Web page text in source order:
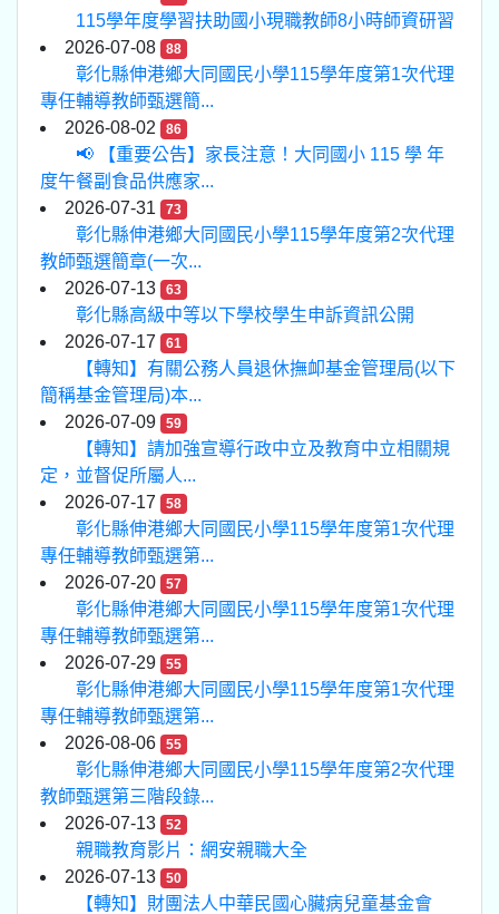
115學年度學習扶助國小現職教師8小時師資研習
2026-07-08
88
彰化縣伸港鄉大同國民小學115學年度第1次代理
專任輔導教師甄選簡...
2026-08-02
86
📢 【重要公告】家長注意！大同國小 115 學 年
度午餐副食品供應家...
2026-07-31
73
彰化縣伸港鄉大同國民小學115學年度第2次代理
教師甄選簡章(一次...
2026-07-13
63
彰化縣高級中等以下學校學生申訴資訊公開
2026-07-17
61
【轉知】有關公務人員退休撫卹基金管理局(以下
簡稱基金管理局)本...
2026-07-09
59
【轉知】請加強宣導行政中立及教育中立相關規
定，並督促所屬人...
2026-07-17
58
彰化縣伸港鄉大同國民小學115學年度第1次代理
專任輔導教師甄選第...
2026-07-20
57
彰化縣伸港鄉大同國民小學115學年度第1次代理
專任輔導教師甄選第...
2026-07-29
55
彰化縣伸港鄉大同國民小學115學年度第1次代理
專任輔導教師甄選第...
2026-08-06
55
彰化縣伸港鄉大同國民小學115學年度第2次代理
教師甄選第三階段錄...
2026-07-13
52
親職教育影片：網安親職大全
2026-07-13
50
【轉知】財團法人中華民國心臟病兒童基金會